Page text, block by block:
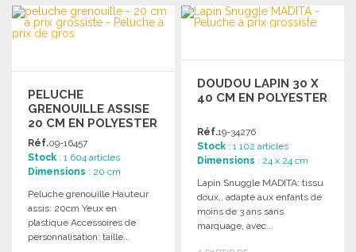
COMMANDER
Demander un devis
COMMANDER
PELUCHE
GRENOUILLE ASSISE
20 CM EN POLYESTER
Réf.09-16457
Stock : 1 604 articles
Dimensions : 20 cm
Peluche grenouille Hauteur
assis: 20cm Yeux en
plastique Accessoires de
personnalisation: taille...
DOUDOU LAPIN 30 X
40 CM EN POLYESTER
Réf.19-34276
Stock : 1 102 articles
Dimensions : 24 x 24 cm
Lapin Snuggle MADITA: tissu
doux,, adapté aux enfants de
moins de 3 ans sans
marquage, avec...